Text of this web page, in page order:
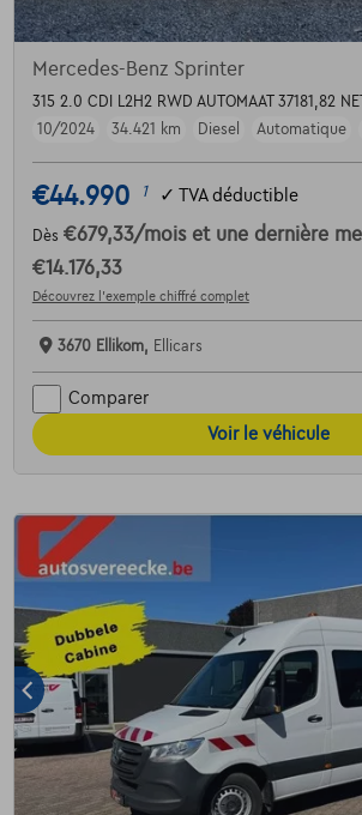
Mercedes-Benz Sprinter
315 2.0 CDI L2H2 RWD AUTOMAAT 37181,82
10/2024
34.421 km Diesel Automatique
€44.990 1 ✓ TVA déductible
Dès €679,33/mois et une dernière
€14.176,33
Découvrez l’exemple chiffré complet
3670 Ellikom, Ellicars
Comparer
Voir le véhicule